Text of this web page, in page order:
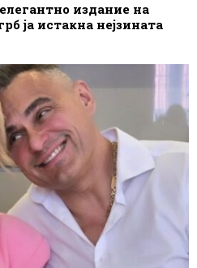
издание на
ја истакна нејзината